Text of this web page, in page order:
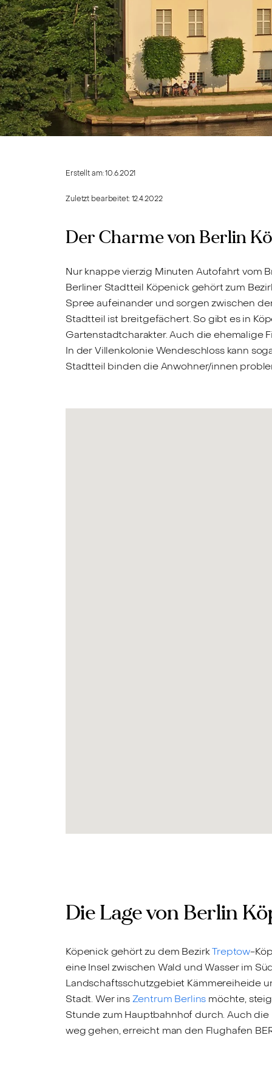
Erstellt am:10.6.2021
Zuletzt bearbeitet:12.4.2022
Der Charme von Berlin
Nur knappe vierzig Minuten Autofahrt vom
Berliner Stadtteil Köpenick gehört zum
Spree aufeinander und sorgen zwischen
Stadtteil ist breitgefächert. So gibt es in
Gartenstadtcharakter. Auch die ehemalige
In der Villenkolonie Wendeschloss kann
Stadtteil binden die Anwohner/innen
Die Lage von Berlin
Köpenick gehört zu dem BezirkTreptow-
eine Insel zwischen Wald und Wasser im
Landschaftsschutzgebiet Kämmereiheide
Stadt. Wer insZentrum Berlins möchte,
Stunde zum Hauptbahnhof durch. Auch
weg gehen, erreicht man den Flughafen